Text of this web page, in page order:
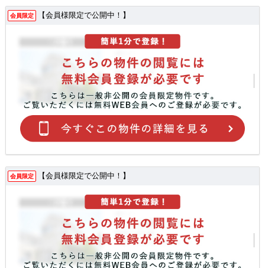
会員限定 【会員様限定で公開中！】
会員限定 【会員様限定で公開中！】